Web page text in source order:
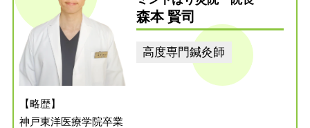
森本 賢司
高度専門鍼灸師
【略歴】
神戸東洋医療学院卒業